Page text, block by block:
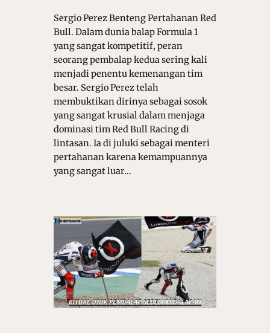
Sergio Perez Benteng Pertahanan Red
Bull. Dalam dunia balap Formula 1
yang sangat kompetitif, peran
seorang pembalap kedua sering kali
menjadi penentu kemenangan tim
besar. Sergio Perez telah
membuktikan dirinya sebagai sosok
yang sangat krusial dalam menjaga
dominasi tim Red Bull Racing di
lintasan. Ia di juluki sebagai menteri
pertahanan karena kemampuannya
yang sangat luar…